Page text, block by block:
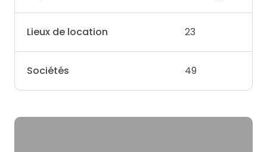
Lieux de location 23
Sociétés 49